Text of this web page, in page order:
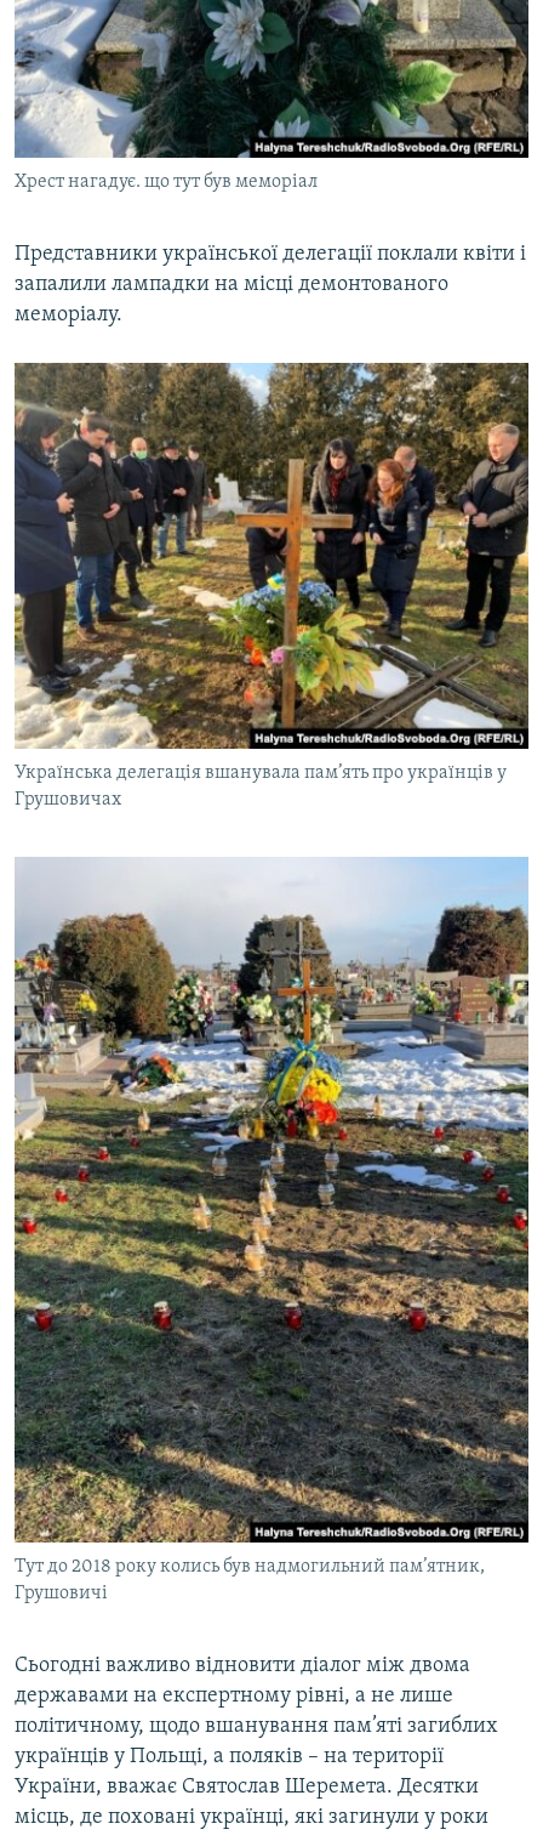
Хрест нагадує. що тут був меморіал
Представники української делегації поклали квіти і
запалили лампадки на місці демонтованого
меморіалу.
Українська делегація вшанувала пам’ять про українців у
Грушовичах
Тут до 2018 року колись був надмогильний пам’ятник,
Грушовичі
Сьогодні важливо відновити діалог між двома
державами на експертному рівні, а не лише
політичному, щодо вшанування пам’яті загиблих
українців у Польщі, а поляків – на території
України, вважає Святослав Шеремета. Десятки
місць, де поховані українці, які загинули у роки